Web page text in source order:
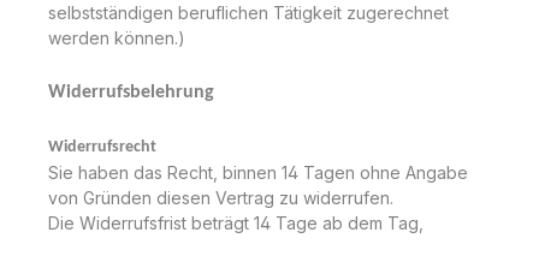
selbstständigen beruflichen Tätigkeit zugerechnet
werden können.)
Widerrufsbelehrung
Widerrufsrecht
Sie haben das Recht, binnen 14 Tagen ohne Angabe
von Gründen diesen Vertrag zu widerrufen.
Die Widerrufsfrist beträgt 14 Tage ab dem Tag,